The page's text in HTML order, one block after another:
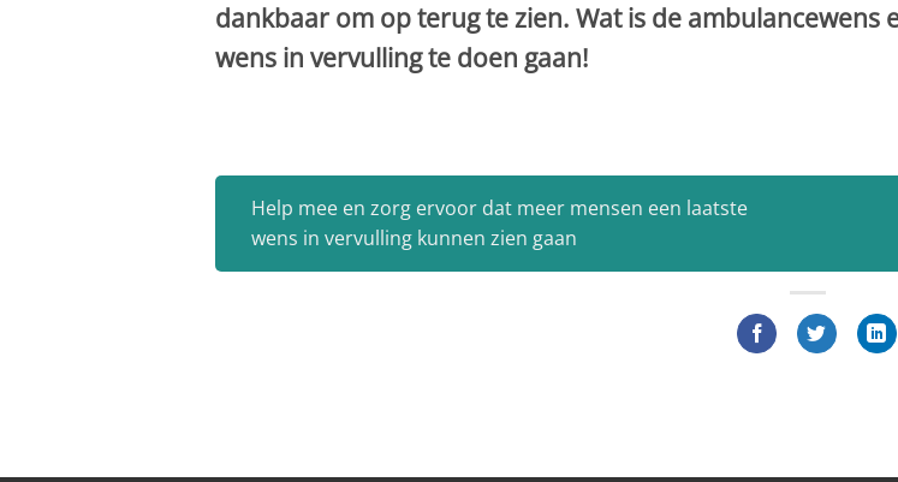
dankbaar om op terug te zien. Wat is de
wens in vervulling te doen gaan!
Help mee en zorg ervoor dat meer mensen een laatste
wens in vervulling kunnen zien gaan